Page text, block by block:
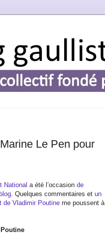
Le Pen pour
National a été l’occasion de
. Quelques commentaires et un
de Vladimir Poutine me poussent à